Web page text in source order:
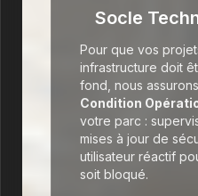
Socle
Pour que vos
infrastructure doit
fond, nous
Condition
votre parc :
mises à jour de
utilisateur réactif
soit bloqué.